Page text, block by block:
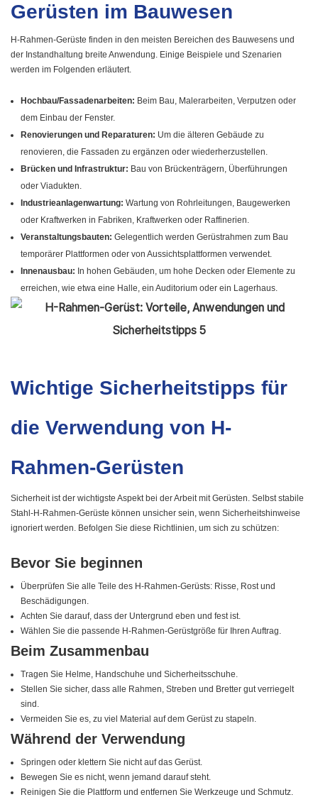
Gerüsten im Bauwesen
H-Rahmen-Gerüste finden in den meisten Bereichen des Bauwesens und
der Instandhaltung breite Anwendung. Einige Beispiele und Szenarien
werden im Folgenden erläutert.
Hochbau/Fassadenarbeiten: Beim Bau, Malerarbeiten, Verputzen oder
dem Einbau der Fenster.
Renovierungen und Reparaturen: Um die älteren Gebäude zu
renovieren, die Fassaden zu ergänzen oder wiederherzustellen.
Brücken und Infrastruktur: Bau von Brückenträgern, Überführungen
oder Viadukten.
Industrieanlagenwartung: Wartung von Rohrleitungen, Baugewerken
oder Kraftwerken in Fabriken, Kraftwerken oder Raffinerien.
Veranstaltungsbauten: Gelegentlich werden Gerüstrahmen zum Bau
temporärer Plattformen oder von Aussichtsplattformen verwendet.
Innenausbau: In hohen Gebäuden, um hohe Decken oder Elemente zu
erreichen, wie etwa eine Halle, ein Auditorium oder ein Lagerhaus.
Wichtige Sicherheitstipps für
die Verwendung von H-
Rahmen-Gerüsten
Sicherheit ist der wichtigste Aspekt bei der Arbeit mit Gerüsten. Selbst stabile
Stahl-H-Rahmen-Gerüste können unsicher sein, wenn Sicherheitshinweise
ignoriert werden. Befolgen Sie diese Richtlinien, um sich zu schützen:
Bevor Sie beginnen
Überprüfen Sie alle Teile des H-Rahmen-Gerüsts: Risse, Rost und
Beschädigungen.
Achten Sie darauf, dass der Untergrund eben und fest ist.
Wählen Sie die passende H-Rahmen-Gerüstgröße für Ihren Auftrag.
Beim Zusammenbau
Tragen Sie Helme, Handschuhe und Sicherheitsschuhe.
Stellen Sie sicher, dass alle Rahmen, Streben und Bretter gut verriegelt
sind.
Vermeiden Sie es, zu viel Material auf dem Gerüst zu stapeln.
Während der Verwendung
Springen oder klettern Sie nicht auf das Gerüst.
Bewegen Sie es nicht, wenn jemand darauf steht.
Reinigen Sie die Plattform und entfernen Sie Werkzeuge und Schmutz.